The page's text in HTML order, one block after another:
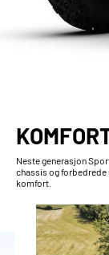
Neste generasjon
chassis og forbedrede
komfort.